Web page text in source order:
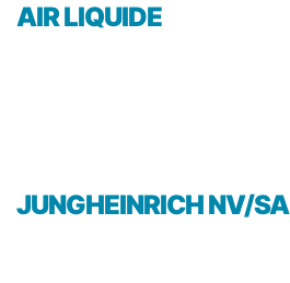
AIR LIQUIDE
JUNGHEINRICH NV/SA